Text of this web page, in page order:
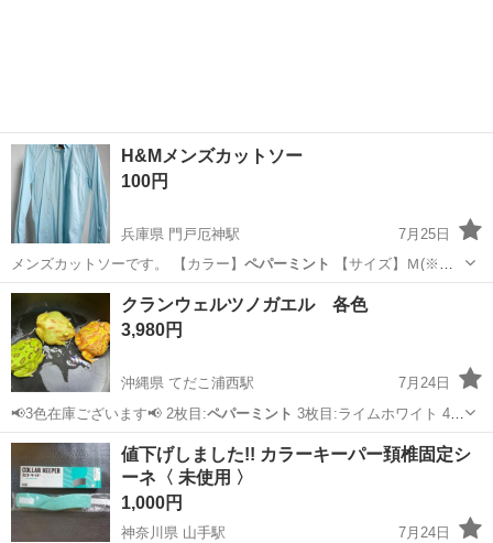
H&Mメンズカットソー
100円
兵庫県 門戸厄神駅
7月25日
メンズカットソーです。 【カラー】 ペパーミント
【サイズ】Ｍ(※日
本サイズ)
兵庫 西宮市 門戸厄神駅 カットソー 日本
クランウェルツノガエル 各色
3,980円
沖縄県 てだこ浦西駅
7月24日
📢3色在庫ございます📢 2枚目:ペパーミント 3枚目:ライムホワイト 4枚
目:…
沖縄 沖縄市 てだこ浦西駅
値下げしました!! カラーキーパー頚椎固定シ
ーネ〈 未使用 〉
1,000円
神奈川県 山手駅
7月24日